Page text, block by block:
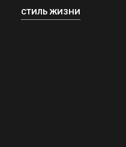
СТИЛЬ ЖИЗНИ